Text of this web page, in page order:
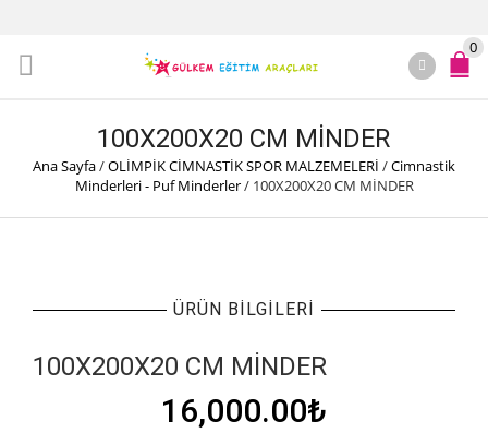
0
100X200X20 CM MİNDER
Ana Sayfa/OLİMPİK CİMNASTİK SPOR MALZEMELERİ /Cimnastik
Minderleri - Puf Minderler/ 100X200X20 CM MİNDER
ÜRÜN BILGILERI
100X200X20 CM MİNDER
16,000.00₺